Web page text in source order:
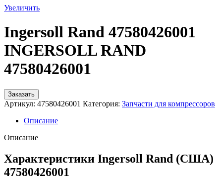
Увеличить
Ingersoll Rand 47580426001
INGERSOLL RAND
47580426001
Заказать
Артикул: 47580426001 Категория: Запчасти для компрессоров
Описание
Описание
Характеристики Ingersoll Rand (США)
47580426001